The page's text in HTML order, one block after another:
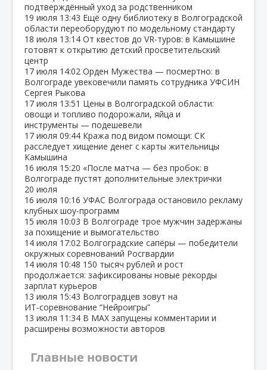
подтверждённый уход за родственником
19 июля 13:43 Ещё одну библиотеку в Волгоградской
области переоборудуют по модельному стандарту
18 июля 13:14 От квестов до VR‑туров: в Камышине
готовят к открытию детский просветительский
центр
17 июля 14:02 Орден Мужества — посмертно: в
Волгограде увековечили память сотрудника УФСИН
Сергея Рыкова
17 июля 13:51 Цены в Волгоградской области:
овощи и топливо подорожали, яйца и
инструменты — подешевели
17 июля 09:44 Кража под видом помощи: СК
расследует хищение денег с карты жительницы
Камышина
16 июля 15:20 «После матча — без пробок: в
Волгограде пустят дополнительные электрички
20 июля
16 июля 10:16 УФАС Волгограда остановило рекламу
клубных шоу‑программ
15 июля 10:03 В Волгограде трое мужчин задержаны
за похищение и вымогательство
14 июля 17:02 Волгоградские сапёры — победители
окружных соревнований Росгвардии
14 июля 10:48 150 тысяч рублей и рост
продолжается: зафиксированы новые рекорды
зарплат курьеров
13 июля 15:43 Волгоградцев зовут на
ИТ‑соревнование “Нейроигры”
13 июля 11:34 В МАХ запущены комментарии и
расширены возможности авторов
Главные новости